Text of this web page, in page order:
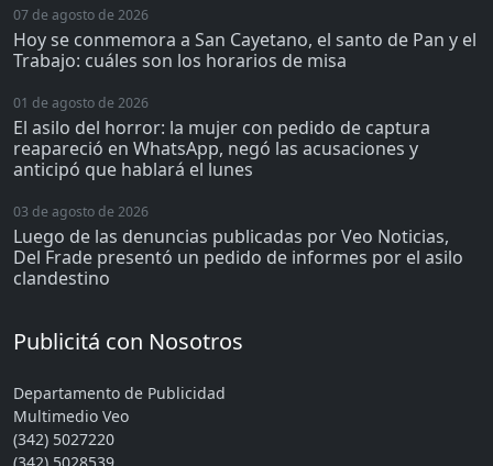
07 de agosto de 2026
Hoy se conmemora a San Cayetano, el santo de Pan y el
Trabajo: cuáles son los horarios de misa
01 de agosto de 2026
El asilo del horror: la mujer con pedido de captura
reapareció en WhatsApp, negó las acusaciones y
anticipó que hablará el lunes
03 de agosto de 2026
Luego de las denuncias publicadas por Veo Noticias,
Del Frade presentó un pedido de informes por el asilo
clandestino
Publicitá con Nosotros
Departamento de Publicidad
Multimedio Veo
(342) 5027220